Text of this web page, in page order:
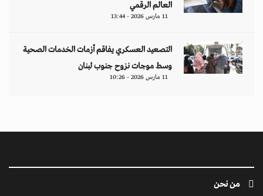
العالم الرقمي
11 مارس 2026 - 13:44
التصعيد العسكري يفاقم أزمات الخدمات الصحية
وسط موجات نزوح جنوب لبنان
11 مارس 2026 - 10:26
من نحن